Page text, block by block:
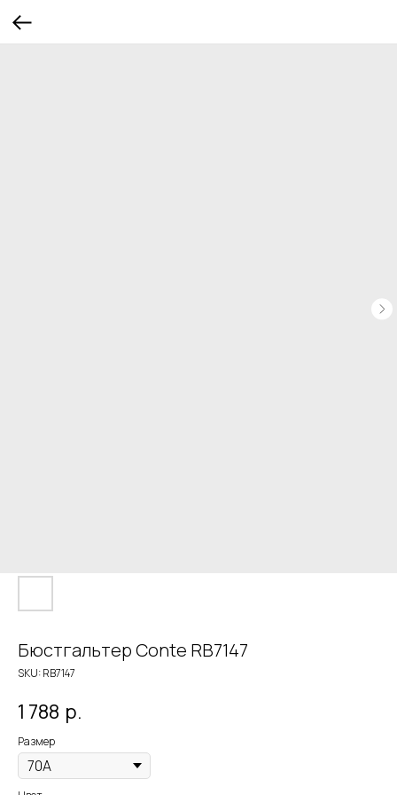
Бюстгальтер Conte RB7147
SKU:RB7147
1 788 р.
Размер